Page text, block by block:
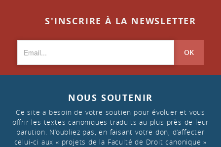
S'INSCRIRE À LA NEWSLETTER
OK
NOUS SOUTENIR
Ce site a besoin de votre soutien pour évoluer et vous
offrir les textes canoniques traduits au plus près de leur
parution. N’oubliez pas, en faisant votre don, d’affecter
celui-ci aux « projets de la Faculté de Droit canonique »